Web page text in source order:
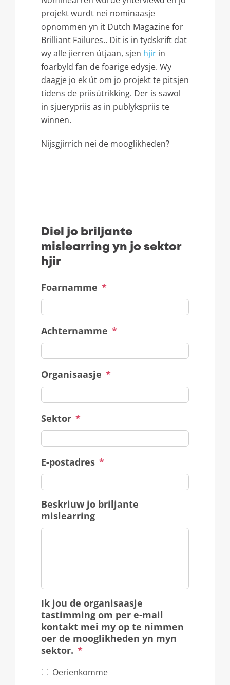
projekt wurdt nei nominaasje
opnommen yn it Dutch Magazine for
Brilliant Failures.. Dit is in tydskrift dat
wy alle jierren útjaan, sjen hjir in
foarbyld fan de foarige edysje. Wy
daagje jo ek út om jo projekt te pitsjen
tidens de priisútrikking. Der is sawol
in sjuerypriis as in publykspriis te
winnen.
Nijsgjirrich nei de mooglikheden?
Diel jo briljante
mislearring yn jo sektor
hjir
Foarnamme *
Achternamme *
Organisaasje *
Sektor *
E-postadres *
Beskriuw jo briljante
mislearring
Ik jou de organisaasje
tastimming om per e-mail
kontakt mei my op te nimmen
oer de mooglikheden yn myn
sektor. *
Oerienkomme